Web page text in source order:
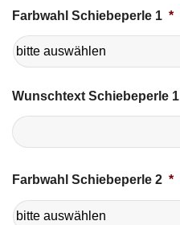
Farbwahl Schiebeperle 1 *
Wunschtext Schiebeperle 1
Farbwahl Schiebeperle 2 *